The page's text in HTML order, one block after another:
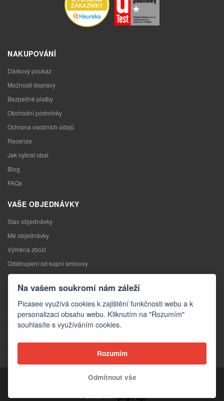
NAKUPOVÁNÍ
Dárkový poukaz
Možnosti dopravy
Bezpečné platby
Obchodní podmínky
Ochrana osobních údajů
Recenze
Jak vybrat obal
Blog
FAQs
VAŠE OBJEDNÁVKY
Stav objednávky
Mé objednávky
Výměna zboží
Odstoupení od kupní smlouvy
Reklamace
KONTAKTY
Kontakty
Kontaktní formulář
Velkoobchod
Copyright © 2026 Picasee
Partner of:
Na vašem soukromí nám záleží
Picasee využívá cookies k zajištění funkčnosti webu a k
personalizaci obsahu webu. Kliknutím na "Rozumím"
souhlasíte s využíváním cookies.
Rozumím
Odmítnout vše